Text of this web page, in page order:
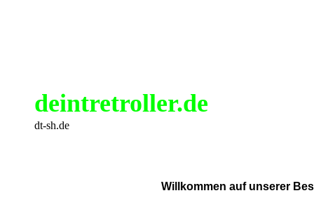
deintretroller.de
dt-sh.de
Willkommen auf unserer